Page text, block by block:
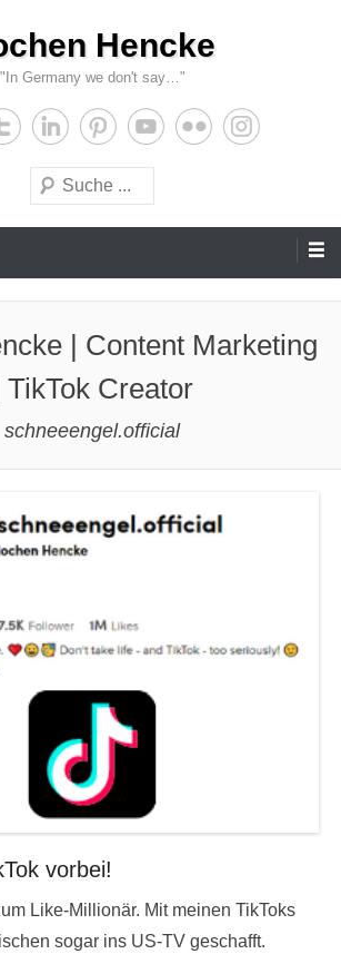
Hencke
"In Germany we don't say…"
Suche
| Content Marketing
TikTok Creator
schneeengel.official
vorbei!
Like-Millionär. Mit meinen TikToks
sogar ins US-TV geschafft.